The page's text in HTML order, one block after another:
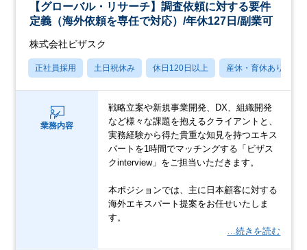
【グローバル・リサーチ】調査依頼に対する要件
定義（海外依頼を専任で対応）/年休127日/副業可
株式会社ビザスク
正社員採用 土日祝休み 休日120日以上 産休・育休あり
業務内容
戦略立案や新規事業開発、DX、組織開発
など様々な課題を抱えるクライアントと、
実務経験から得た貴重な知見を持つエキス
パートを1時間でマッチングする「ビザス
クinterview」をご担当いただきます。
本ポジションでは、主に日本顧客に対する
海外エキスパート提案をお任せいたしま
す。
…続きを読む